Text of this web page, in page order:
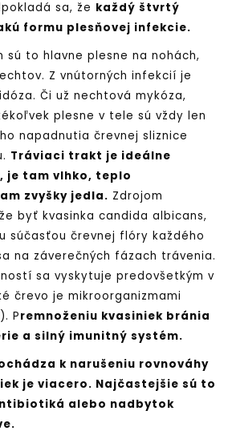
sa, že každý štvrtý
formu plesňovej infekcie.
sú to hlavne plesne na nohách,
Z vnútorných infekcií je
Či už nechtová mykóza,
plesne v tele sú vždy len
napadnutia črevnej sliznice
Tráviaci trakt je ideálne
je tam vlhko, teplo
zvyšky jedla. Zdrojom
byť kvasinka candida albicans,
súčasťou črevnej flóry každého
na záverečných fázach trávenia.
sa vyskytuje predovšetkým v
črevo je mikroorganizmami
Premnoženiu kvasiniek bránia
a silný imunitný systém.
k narušeniu rovnováhy
je viacero. Najčastejšie sú to
alebo nadbytok